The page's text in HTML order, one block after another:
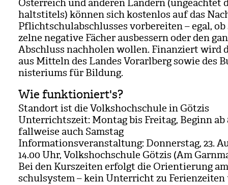
Öster­reich und ande­ren Län­dern (unge­ach­tet
halts­ti­tels) kön­nen sich kos­ten­los auf das
Pflicht­schul­ab­schlus­ses vor­be­rei­ten – egal,
zelne nega­tive Fächer aus­bes­sern oder den
Abschluss nach­ho­len wol­len. Finan­ziert wird
aus Mit­teln des Lan­des Vor­arl­berg sowie des
nis­te­ri­ums für Bil­dung.
Wie funktioniert's?
Stand­ort ist die Volks­hoch­schule in Göt­zis
Unter­richts­zeit: Mon­tag bis Frei­tag, Beginn ab
fall­weise auch Sams­tag
Infor­ma­ti­ons­ver­an­stal­tung: Don­ners­tag, 23.
14.00 Uhr, Volks­hoch­schule Göt­zis (Am
Bei den Kurs­zei­ten erfolgt die Ori­en­tie­rung
schul­sys­tem – kein Unter­richt zu Feri­en­zei­ten